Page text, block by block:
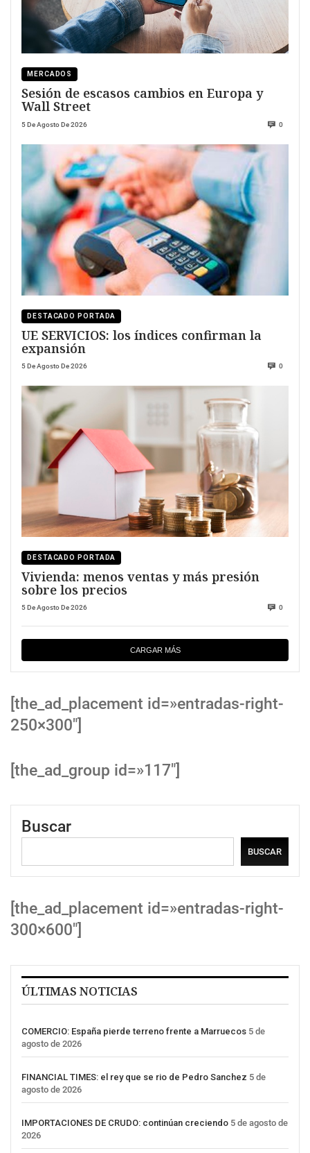
MERCADOS
Sesión de escasos cambios en Europa y
Wall Street
5 De Agosto De 2026 0
DESTACADO PORTADA
UE SERVICIOS: los índices confirman la
expansión
5 De Agosto De 2026 0
DESTACADO PORTADA
Vivienda: menos ventas y más presión
sobre los precios
5 De Agosto De 2026 0
CARGAR MÁS
[the_ad_placement id=»entradas-right-
250×300″]
[the_ad_group id=»117″]
Buscar
BUSCAR
[the_ad_placement id=»entradas-right-
300×600″]
ÚLTIMAS NOTICIAS
COMERCIO: España pierde terreno frente a Marruecos 5 de
agosto de 2026
FINANCIAL TIMES: el rey que se rio de Pedro Sanchez 5 de
agosto de 2026
IMPORTACIONES DE CRUDO: continúan creciendo 5 de agosto de
2026